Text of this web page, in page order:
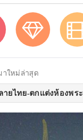
าใหม่ล่าสุด
ายไทย-ตกแต่งห้องพระ